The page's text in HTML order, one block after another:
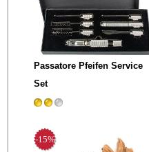
Passatore Pfeifen Service
Set
-15%